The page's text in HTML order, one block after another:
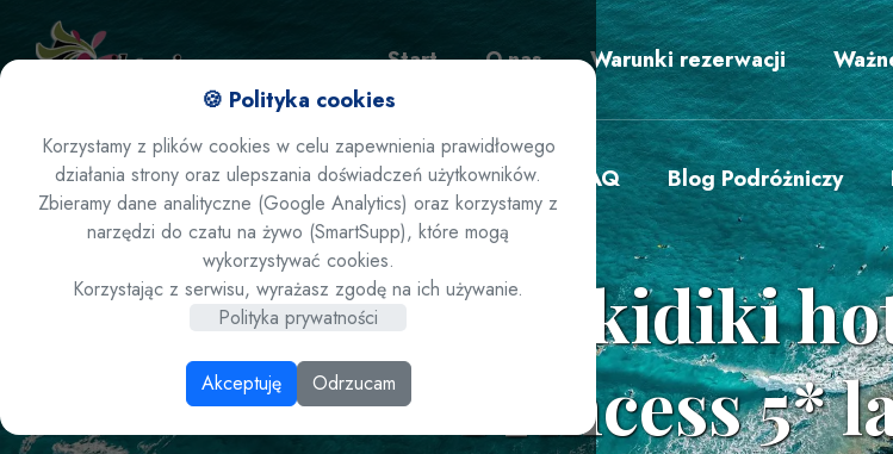
🍪 Polityka cookies
Korzystamy z plików cookies w celu zapewnienia prawidłowego
działania strony oraz ulepszania doświadczeń użytkowników.
Zbieramy dane analityczne (Google Analytics) oraz korzystamy z
narzędzi do czatu na żywo (SmartSupp), które mogą
wykorzystywać cookies.
Korzystając z serwisu, wyrażasz zgodę na ich używanie.
Polityka prywatności
Akceptuję Odrzucam
Start O nas Warunki rezerwacji
Zamów ofertę FAQ Blog Podróżniczy
Grecja/ Chalkidiki
Princess 5*